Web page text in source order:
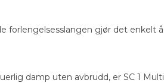
forlengelsesslangen gjør det enkelt å
damp uten avbrudd, er SC 1 Multi